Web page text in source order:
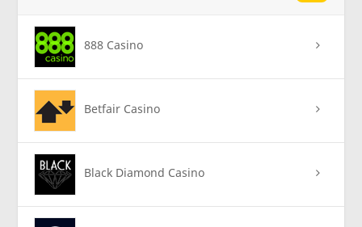
888 Casino
Betfair Casino
Black Diamond Casino